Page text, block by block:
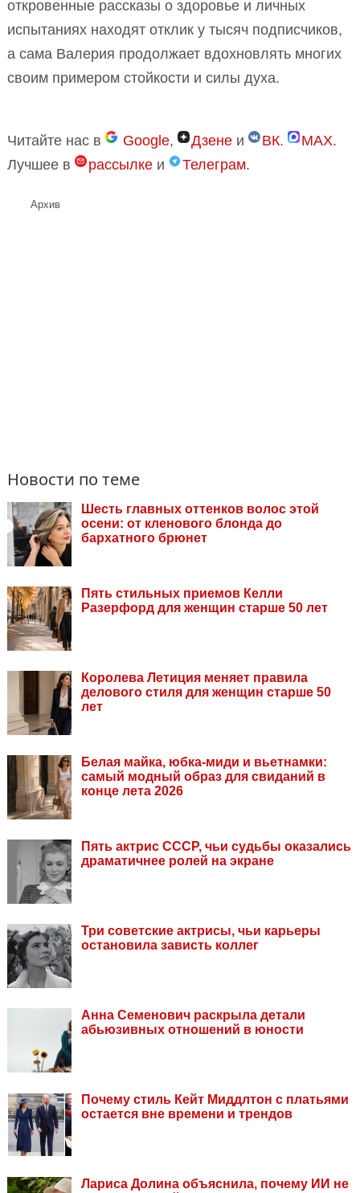
откровенные рассказы о здоровье и личных
испытаниях находят отклик у тысяч подписчиков,
а сама Валерия продолжает вдохновлять многих
своим примером стойкости и силы духа.
Читайте нас в Google, Дзене и ВК. MAX.
Лучшее в
рассылке и Телеграм.
Архив
Новости по теме
Шесть главных оттенков волос этой
осени: от кленового блонда до
бархатного брюнет
Пять стильных приемов Келли
Разерфорд для женщин старше 50 лет
Королева Летиция меняет правила
делового стиля для женщин старше 50
лет
Белая майка, юбка-миди и вьетнамки:
самый модный образ для свиданий в
конце лета 2026
Пять актрис СССР, чьи судьбы оказались
драматичнее ролей на экране
Три советские актрисы, чьи карьеры
остановила зависть коллег
Анна Семенович раскрыла детали
абьюзивных отношений в юности
Почему стиль Кейт Миддлтон с платьями
остается вне времени и трендов
Лариса Долина объяснила, почему ИИ не